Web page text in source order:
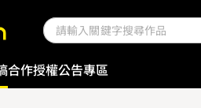
合作授權公告專區
0
1